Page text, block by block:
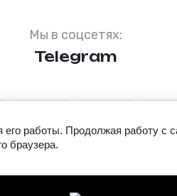
Мы в соцсетях:
Telegram
работы. Продолжая работу с
браузера.